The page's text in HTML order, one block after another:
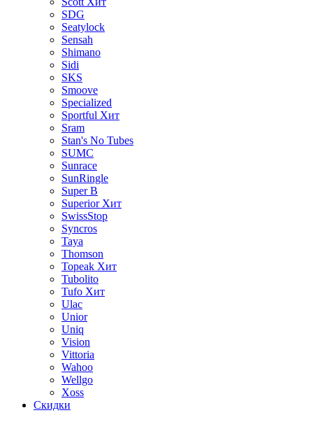
SDG
Seatylock
Sensah
Shimano
Sidi
SKS
Smoove
Specialized
Sportful Хит
Sram
Stan's No Tubes
SUMC
Sunrace
SunRingle
Super B
Superior Хит
SwissStop
Syncros
Taya
Thomson
Topeak Хит
Tubolito
Tufo Хит
Ulac
Unior
Uniq
Vision
Vittoria
Wahoo
Wellgo
Xoss
Скидки